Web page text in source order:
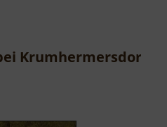
Krumhermersdorf